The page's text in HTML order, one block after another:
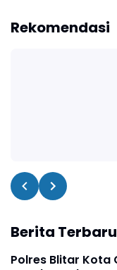
Rekomendasi
Berita Terbaru
Polres Blitar Kota